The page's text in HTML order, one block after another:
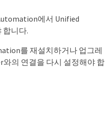
에서 Unified
합니다.
를 재설치하거나 업그레
와의 연결을 다시 설정해야 합